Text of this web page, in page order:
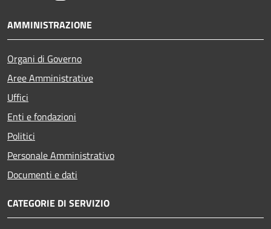
AMMINISTRAZIONE
Organi di Governo
Aree Amministrative
Uffici
Enti e fondazioni
Politici
Personale Amministrativo
Documenti e dati
CATEGORIE DI SERVIZIO